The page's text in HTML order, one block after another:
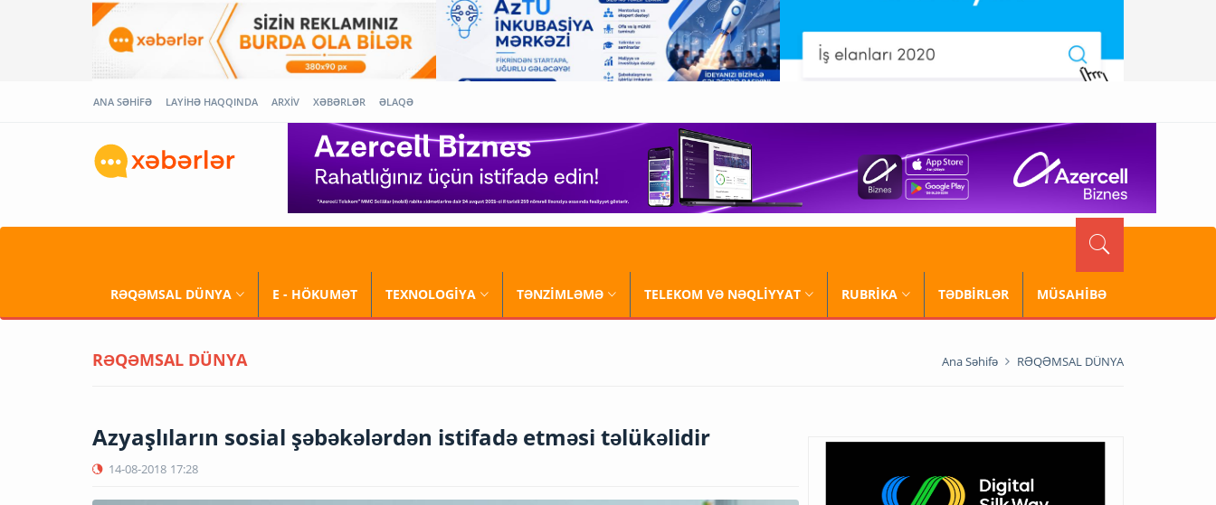
ANA SƏHİFƏ LAYİHƏ HAQQINDA ARXİV XƏBƏRLƏR ƏLAQƏ
RƏQƏMSAL DÜNYA E - HÖKUMƏT TEXNOLOGİYA TƏNZİMLƏMƏ TELEKOM VƏ NƏQLİYYAT RUBRİKA TƏDBİRLƏR MÜSAHİBƏ
RƏQƏMSAL DÜNYA Ana Səhifə RƏQƏMSAL DÜNYA
Azyaşlıların sosial şəbəkələrdən istifadə etməsi təlükəlidir
14-08-2018 17:28